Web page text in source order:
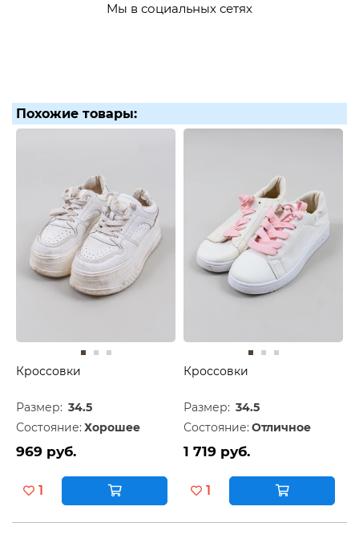
Мы в социальных сетях
Похожие товары:
Кроссовки
Размер: 34.5
Состояние: Хорошее
969 руб.
1
Кроссовки
Размер: 34.5
Состояние: Отличное
1 719 руб.
1